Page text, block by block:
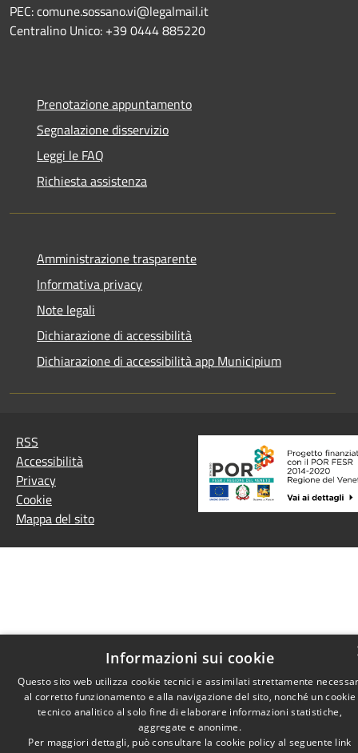
PEC: comune.sossano.vi@legalmail.it
Centralino Unico: +39 0444 885220
Prenotazione appuntamento
Segnalazione disservizio
Leggi le FAQ
Richiesta assistenza
Amministrazione trasparente
Informativa privacy
Note legali
Dichiarazione di accessibilità
Dichiarazione di accessibilità app Municipium
RSS
Accessibilità
Privacy
Cookie
Mappa del sito
Informazioni sui cookie
Questo sito web utilizza cookie tecnici e assimilati strettamente
al corretto funzionamento e alla navigazione del sito, nonché un cookie
tecnico analitico al solo fine di elaborare informazioni statistiche,
aggregate e anonime.
Per maggiori dettagli, può consultare la cookie policy al seguente link